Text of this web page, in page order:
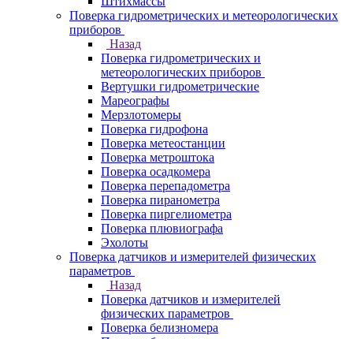
Поверка гидрометрических и метеорологических
приборов
Назад
Поверка гидрометрических и
метеорологических приборов
Вертушки гидрометрические
Мареографы
Мерзлотомеры
Поверка гидрофона
Поверка метеостанции
Поверка метроштока
Поверка осадкомера
Поверка перепадометра
Поверка пиранометра
Поверка пиргелиометра
Поверка плювиографа
Эхолоты
Поверка датчиков и измерителей физических
параметров
Назад
Поверка датчиков и измерителей
физических параметров
Поверка белизномера